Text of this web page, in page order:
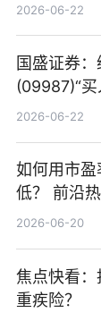
2026-06-22
国盛证券
(09987)“买
中国增厚利
2026-06-22
如何用市
低？ 前沿
2026-06-20
焦点快看
重疾险？